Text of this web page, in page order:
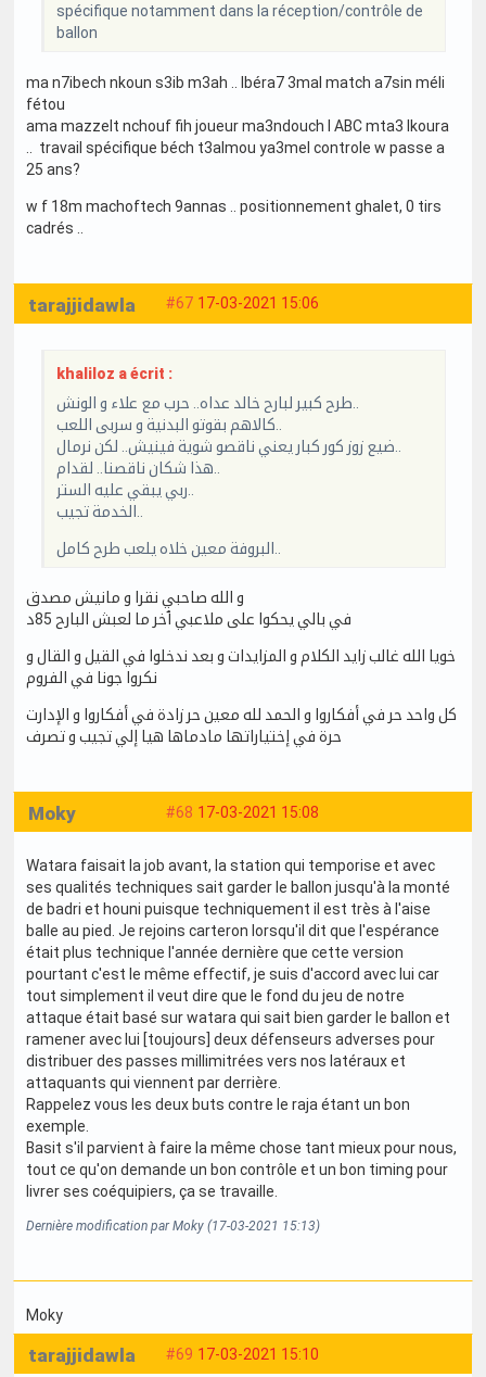
spécifique notamment dans la réception/contrôle de
ballon
ma n7ibech nkoun s3ib m3ah .. lbéra7 3mal match a7sin méli
fétou
ama mazzelt nchouf fih joueur ma3ndouch l ABC mta3 lkoura
.. travail spécifique béch t3almou ya3mel controle w passe a
25 ans?
w f 18m machoftech 9annas .. positionnement ghalet, 0 tirs
cadrés ..
#67 17-03-2021 15:06
tarajjidawla
khaliloz a écrit :
و الله صاحبي نقرا و مانيش مصدق
في بالي يحكوا على ملاعبي ٱخر ما لعبش البارح 85د
خويا الله غالب زايد الكلام و المزايدات و بعد ندخلوا في القيل و القال و
نكروا جونا في الفروم
كل واحد حر في أفكاروا و الحمد لله معين حر زادة في أفكاروا و الإدارت
حرة في إختياراتها مادماها هيا إلي تجيب و تصرف
#68 17-03-2021 15:08
Moky
Watara faisait la job avant, la station qui temporise et avec
ses qualités techniques sait garder le ballon jusqu'à la monté
de badri et houni puisque techniquement il est très à l'aise
balle au pied. Je rejoins carteron lorsqu'il dit que l'espérance
était plus technique l'année dernière que cette version
pourtant c'est le même effectif, je suis d'accord avec lui car
tout simplement il veut dire que le fond du jeu de notre
attaque était basé sur watara qui sait bien garder le ballon et
ramener avec lui [toujours] deux défenseurs adverses pour
distribuer des passes millimitrées vers nos latéraux et
attaquants qui viennent par derrière.
Rappelez vous les deux buts contre le raja étant un bon
exemple.
Basit s'il parvient à faire la même chose tant mieux pour nous,
tout ce qu'on demande un bon contrôle et un bon timing pour
livrer ses coéquipiers, ça se travaille.
Dernière modification par Moky (17-03-2021 15:13)
Moky
#69 17-03-2021 15:10
tarajjidawla